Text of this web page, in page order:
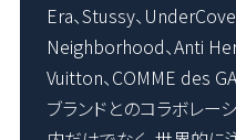
Era、Stussy、
Neighborhood、Anti
Vuitton、COMME des
ブランドとのコラボレー